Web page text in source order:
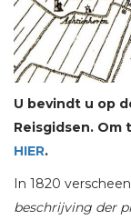
U bevindt u op
Reisgidsen.
HIER.
In 1820
beschrijving der